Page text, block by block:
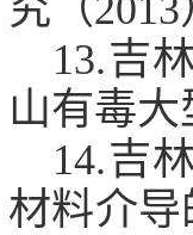
究 （2013
13.吉
山有毒
14.吉
材料介